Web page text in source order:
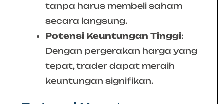
tanpa harus membeli saham
secara langsung.
Potensi Keuntungan Tinggi:
Dengan pergerakan harga yang
tepat, trader dapat meraih
keuntungan signifikan.